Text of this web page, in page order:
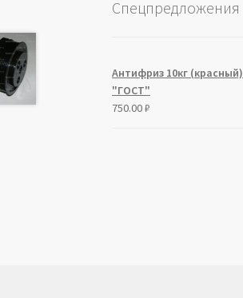
Спецпредложения
Антифриз 10кг (красный)
"ГОСТ"
750.00₽